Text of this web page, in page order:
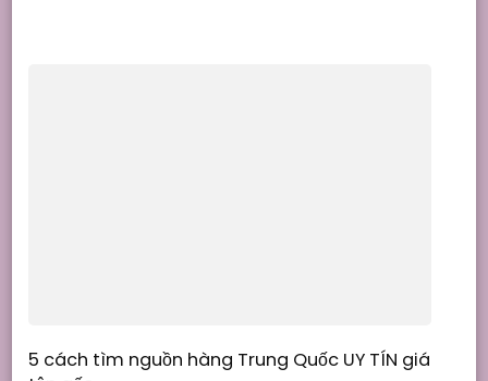
5 cách tìm nguồn hàng Trung Quốc UY TÍN giá